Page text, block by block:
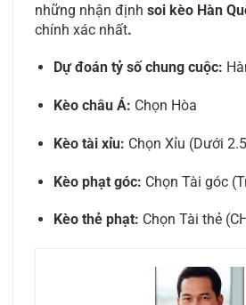
những nhận định soi kèo Hàn
chính xác nhất.
Dự đoán tỷ số chung cuộc:
Kèo châu Á: Chọn Hòa
Kèo tài xỉu: Chọn Xỉu (Dưới
Kèo phạt góc: Chọn Tài góc
Kèo thẻ phạt: Chọn Tài thẻ